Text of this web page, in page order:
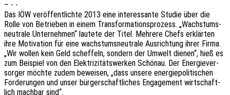
– - -
Das IÖW veröf­fent­lich­te 2013 eine inter­es­san­te Studie über die
Rolle von Betrie­ben in einem Trans­for­ma­ti­ons­pro­zess. „Wachs­tums­
neu­tra­le Unter­neh­men“ laute­te der Titel. Mehre­re Chefs erklär­ten
ihre Moti­va­ti­on für eine wachs­tums­neu­tra­le Ausrich­tung ihrer Firma.
„Wir wollen kein Geld schef­feln, sondern der Umwelt dienen“, hieß es
zum Beispiel von den Elek­tri­zi­täts­wer­ken Schön­au. Der Ener­gie­ver­
sor­ger möchte zudem bewei­sen, „dass unsere ener­gie­po­li­ti­schen
Forde­run­gen und unser bürger­schaft­li­ches Enga­ge­ment wirt­schaft­
lich mach­bar sind“.